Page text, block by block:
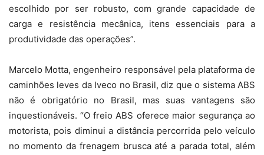
escolhido por ser robusto, com grande capacidade de
carga e resistência mecânica, itens essenciais para a
produtividade das operações”.
Marcelo Motta, engenheiro responsável pela plataforma de
caminhões leves da Iveco no Brasil, diz que o sistema ABS
não é obrigatório no Brasil, mas suas vantagens são
inquestionáveis. “O freio ABS oferece maior segurança ao
motorista, pois diminui a distância percorrida pelo veículo
no momento da frenagem brusca até a parada total, além